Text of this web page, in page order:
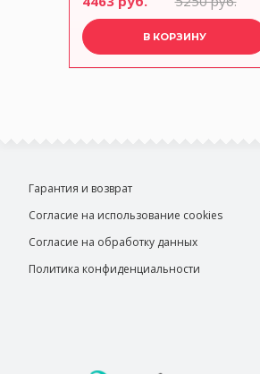
В КОРЗИНУ
Гарантия и возврат
Согласие на использование cookies
Согласие на обработку данных
Политика конфиденциальности